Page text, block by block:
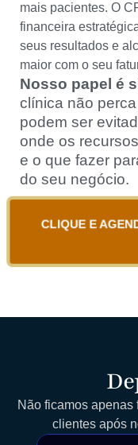
mais pacientes. O
financeira
seus resultados e
maior com o seu
Nosso papel é
clínica não
podem ser
onde os
e o que fazer
do seu negócio.
CLIQUE E
Não ficamos
clientes após